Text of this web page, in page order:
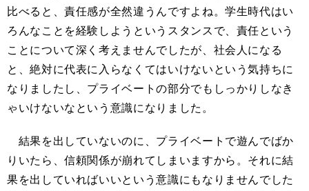
比べると、責任感が全然違うんですよね。学生時代はい
ろんなことを経験しようというスタンスで、責任という
ことについて深く考えませんでしたが、社会人になる
と、絶対に代表に入らなくてはいけないという気持ちに
なりましたし、プライベートの部分でもしっかりしなき
ゃいけないなという意識になりました。
結果を出していないのに、プライベートで遊んでばか
りいたら、信頼関係が崩れてしまいますから。それに結
果を出していればいいという意識にもなりませんでした